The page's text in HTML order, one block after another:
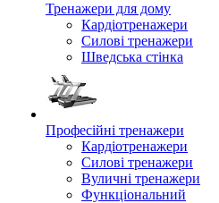
Тренажери для дому
Кардіотренажери
Силові тренажери
Шведська стінка
Професійні тренажери
Кардіотренажери
Силові тренажери
Вуличні тренажери
Функціональний